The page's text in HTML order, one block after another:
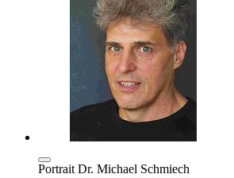
Portrait Dr. Michael Schmiech